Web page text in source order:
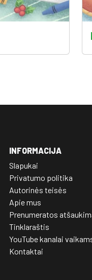
INFORMACIJA
Slapukai
Privatumo politika
Autorinės teisės
Apie mus
Prenumeratos
Tinklaraštis
YouTube kanalai
Kontaktai